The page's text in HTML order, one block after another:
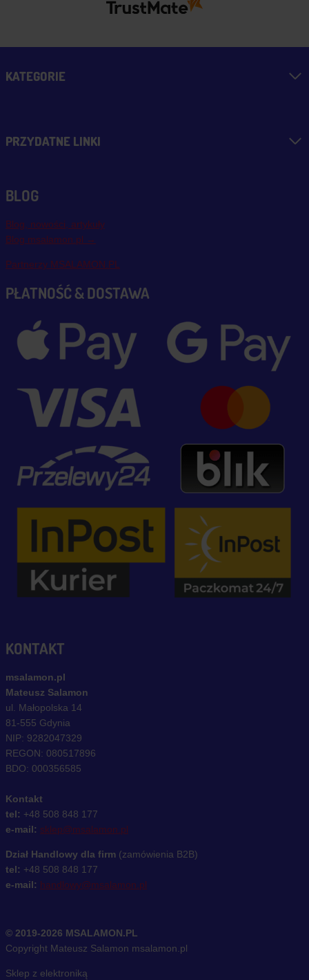
KATEGORIE
PRZYDATNE LINKI
BLOG
Blog, nowości, artykuły
Blog msalamon.pl →
Partnerzy MSALAMON.PL
PŁATNOŚĆ & DOSTAWA
KONTAKT
msalamon.pl
Mateusz Salamon
ul. Małopolska 14
81-555 Gdynia
NIP: 9282047329
REGON: 080517896
BDO: 000356585
Kontakt
tel: +48 508 848 177
e-mail: sklep@msalamon.pl
Dział Handlowy dla firm (zamówienia B2B)
tel: +48 508 848 177
e-mail: handlowy@msalamon.pl
© 2019-2026 MSALAMON.PL
Copyright Mateusz Salamon msalamon.pl
Sklep z elektroniką